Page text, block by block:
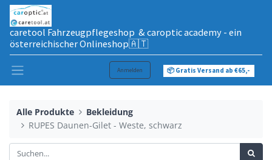
caretool Fahrzeugpflegeshop & caroptic academy - ein
österreichischer Onlineshop🇦🇹
Anmelden 📦 Gratis Versand ab €65,-
Alle Produkte
Bekleidung
RUPES Daunen-Gilet - Weste, schwarz